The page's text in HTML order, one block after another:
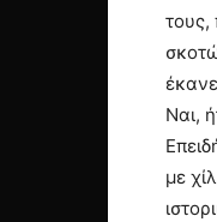
τους,
Ναι,
με